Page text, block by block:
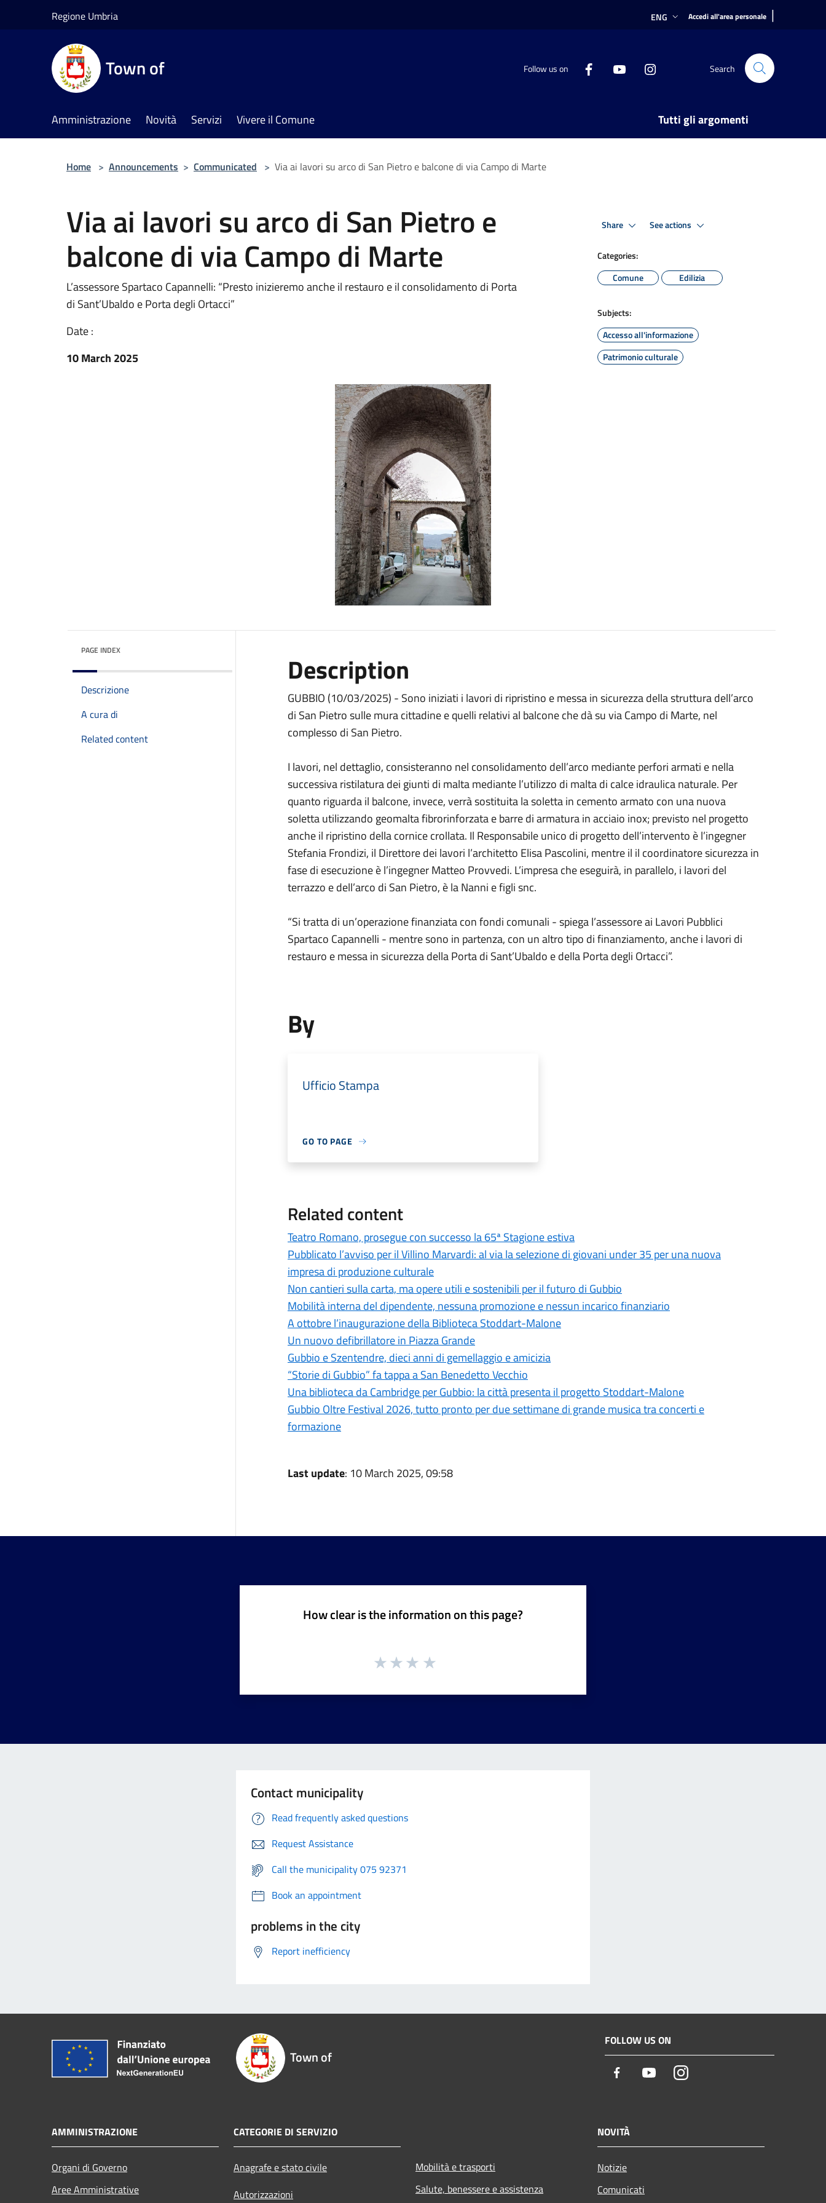
Regione Umbria ENG Accedi all'area personale |
Town of Follow us on Search
Amministrazione Novità Servizi Vivere il Comune Tutti gli argomenti
Home > Announcements > Communicated > Via ai lavori su arco di San Pietro e balcone di via Campo di Marte
Via ai lavori su arco di San Pietro e
balcone di via Campo di Marte
L’assessore Spartaco Capannelli: “Presto inizieremo anche il restauro e il consolidamento di Porta
di Sant’Ubaldo e Porta degli Ortacci”
Date :
10 March 2025
Share See actions
Categories:
Comune
Edilizia
Subjects:
Accesso all'informazione
Patrimonio culturale
PAGE INDEX
Descrizione
A cura di
Related content
Description
GUBBIO (10/03/2025) - Sono iniziati i lavori di ripristino e messa in sicurezza della struttura dell’arco
di San Pietro sulle mura cittadine e quelli relativi al balcone che dà su via Campo di Marte, nel
complesso di San Pietro.
I lavori, nel dettaglio, consisteranno nel consolidamento dell’arco mediante perfori armati e nella
successiva ristilatura dei giunti di malta mediante l’utilizzo di malta di calce idraulica naturale. Per
quanto riguarda il balcone, invece, verrà sostituita la soletta in cemento armato con una nuova
soletta utilizzando geomalta fibrorinforzata e barre di armatura in acciaio inox; previsto nel progetto
anche il ripristino della cornice crollata. Il Responsabile unico di progetto dell’intervento è l’ingegner
Stefania Frondizi, il Direttore dei lavori l’architetto Elisa Pascolini, mentre il il coordinatore sicurezza in
fase di esecuzione è l’ingegner Matteo Provvedi. L’impresa che eseguirà, in parallelo, i lavori del
terrazzo e dell’arco di San Pietro, è la Nanni e figli snc.
“Si tratta di un’operazione finanziata con fondi comunali - spiega l’assessore ai Lavori Pubblici
Spartaco Capannelli - mentre sono in partenza, con un altro tipo di finanziamento, anche i lavori di
restauro e messa in sicurezza della Porta di Sant’Ubaldo e della Porta degli Ortacci”.
By
Ufficio Stampa
GO TO PAGE
Related content
Teatro Romano, prosegue con successo la 65ª Stagione estiva
Pubblicato l’avviso per il Villino Marvardi: al via la selezione di giovani under 35 per una nuova
impresa di produzione culturale
Non cantieri sulla carta, ma opere utili e sostenibili per il futuro di Gubbio
Mobilità interna del dipendente, nessuna promozione e nessun incarico finanziario
A ottobre l’inaugurazione della Biblioteca Stoddart-Malone
Un nuovo defibrillatore in Piazza Grande
Gubbio e Szentendre, dieci anni di gemellaggio e amicizia
“Storie di Gubbio” fa tappa a San Benedetto Vecchio
Una biblioteca da Cambridge per Gubbio: la città presenta il progetto Stoddart-Malone
Gubbio Oltre Festival 2026, tutto pronto per due settimane di grande musica tra concerti e
formazione
Last update: 10 March 2025, 09:58
How clear is the information on this page?
Contact municipality
Read frequently asked questions
Request Assistance
Call the municipality 075 92371
Book an appointment
problems in the city
Report inefficiency
Town of
FOLLOW US ON
Facebook YoutubeInstagram
AMMINISTRAZIONE
Organi di Governo
Aree Amministrative
CATEGORIE DI SERVIZIO
Anagrafe e stato civile
Autorizzazioni
Mobilità e trasporti
Salute, benessere e assistenza
NOVITÀ
Notizie
Comunicati